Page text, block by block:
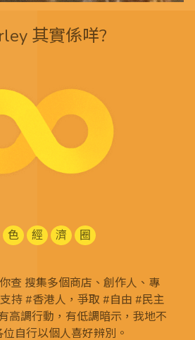
其實係咩?
色 經 濟 圈
查 搜集多個商店、創作人、專
持 #香港人，爭取 #自由 #民主
高調行動，有低調暗示，我地不
自行以個人喜好辨別。